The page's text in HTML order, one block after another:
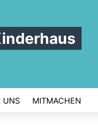
UNS MITMACHEN